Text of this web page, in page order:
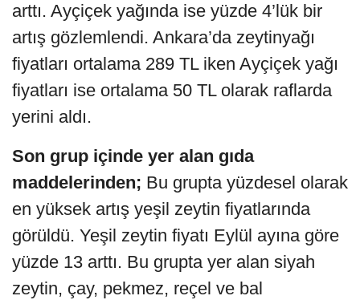
arttı. Ayçiçek yağında ise yüzde 4’lük bir
artış gözlemlendi. Ankara’da zeytinyağı
fiyatları ortalama 289 TL iken Ayçiçek yağı
fiyatları ise ortalama 50 TL olarak raflarda
yerini aldı.
Son grup içinde yer alan gıda
maddelerinden; Bu grupta yüzdesel olarak
en yüksek artış yeşil zeytin fiyatlarında
görüldü. Yeşil zeytin fiyatı Eylül ayına göre
yüzde 13 arttı. Bu grupta yer alan siyah
zeytin, çay, pekmez, reçel ve bal